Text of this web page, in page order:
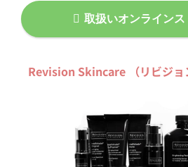
取扱いオンライン
Revision Skincare （リビジョ